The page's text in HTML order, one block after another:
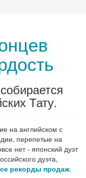
Тату.
на английском с
перепетые на
нет - японский дуэт
дуэта,
рекорды продаж.